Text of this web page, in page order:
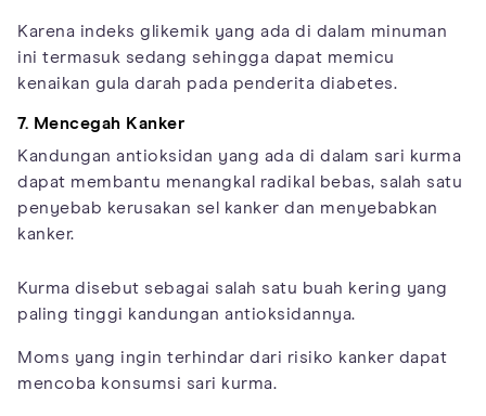
Karena indeks glikemik yang ada di dalam minuman
ini termasuk sedang sehingga dapat memicu
kenaikan gula darah pada penderita diabetes.
7. Mencegah Kanker
Kandungan antioksidan yang ada di dalam sari kurma
dapat membantu menangkal radikal bebas, salah satu
penyebab kerusakan sel kanker dan menyebabkan
kanker.
Kurma disebut sebagai salah satu buah kering yang
paling tinggi kandungan antioksidannya.
Moms yang ingin terhindar dari risiko kanker dapat
mencoba konsumsi sari kurma.